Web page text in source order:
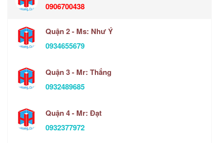
0906700438
Quận 2 - Ms: Như Ý
0934655679
Quận 3 - Mr: Thắng
0932489685
Quận 4 - Mr: Đạt
0932377972